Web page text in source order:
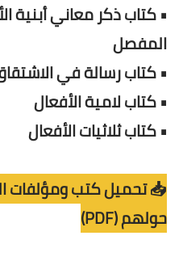
• كتاب ذكر معاني أبنية
المفصل
• كتاب رسالة في
• كتاب لامية الأفعال
• كتاب ثلاثيات الأفعال
📥 تحميل كتب ومؤلفات
حولهم (PDF)